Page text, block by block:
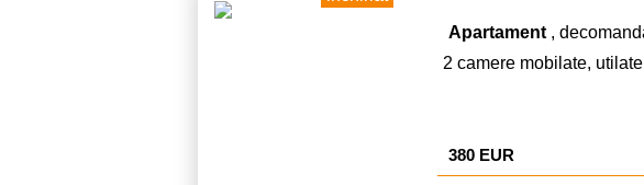
Apartament ,
2 camere mobilate,
380 EUR